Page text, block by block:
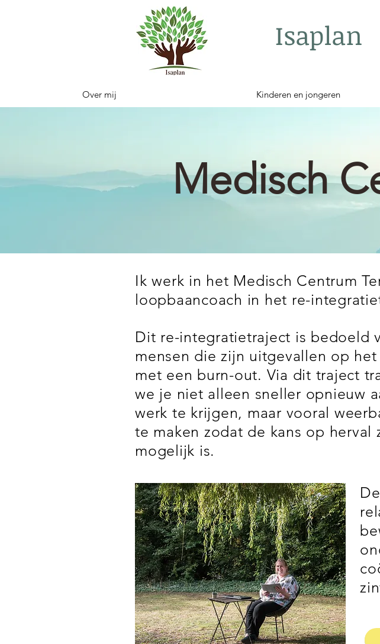
Isaplan
Over mij Kinderen en jongeren
Medisch
Ik werk in het Medisch Centrum
loopbaancoach in het re-
Dit re-integratietraject is bedoeld
mensen die zijn uitgevallen op het
met een burn-out. Via dit traject
we je niet alleen sneller opnieuw
werk te krijgen, maar vooral
te maken zodat de kans op herval
mogelijk is.